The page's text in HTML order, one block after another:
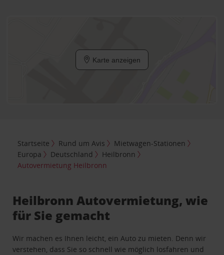
Karte anzeigen
Startseite Rund um Avis
Mietwagen-Stationen
Europa
Deutschland
Heilbronn
Autovermietung Heilbronn
Heilbronn Autovermietung, wie
für Sie gemacht
Wir machen es Ihnen leicht, ein Auto zu mieten. Denn wir
verstehen, dass Sie so schnell wie möglich losfahren und